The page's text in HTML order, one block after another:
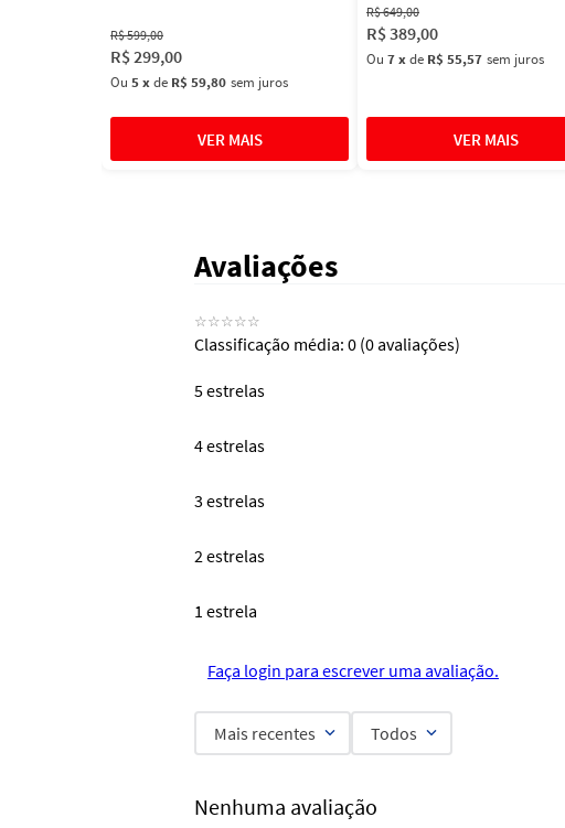
R$599,00
R$299,00
Ou 5xde R$ 59,80 sem juros
R$649,00
R$389,00
Ou 7xde R$ 55,57 sem juros
Avaliações
☆☆☆☆☆
Classificação média: 0 (0 avaliações)
5 estrelas
4 estrelas
3 estrelas
2 estrelas
1 estrela
Faça login para escrever uma avaliação.
Mais recentes Todos
Nenhuma avaliação